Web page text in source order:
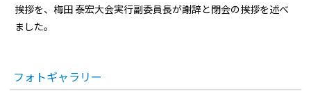
挨拶を、梅田 泰宏大会実行副委員長が謝辞と閉会の挨拶を述べ
ました。
フォトギャラリー